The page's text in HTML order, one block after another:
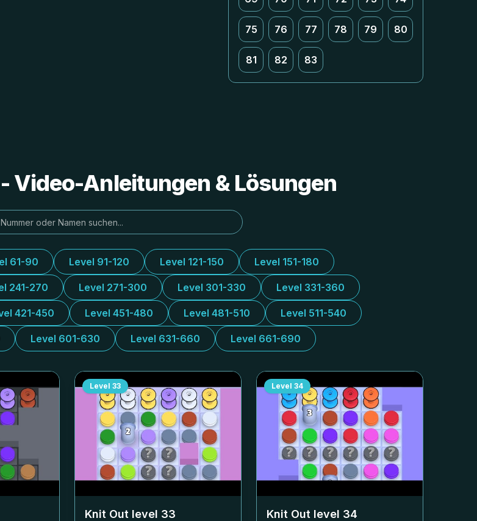
75 76 77 78 79 80
81 82 83
Video-Anleitungen & Lösungen
61-90 Level 91-120 Level 121-150 Level 151-180
241-270 Level 271-300 Level 301-330 Level 331-360
421-450 Level 451-480 Level 481-510 Level 511-540
Level 601-630 Level 631-660 Level 661-690
Level 33
Knit Out level 33
Level 34
Knit Out level 34